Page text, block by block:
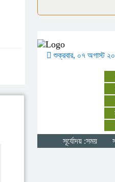
শুক্রবার, ০৭ অগাস্ট
সূর্যোদয় :সময়